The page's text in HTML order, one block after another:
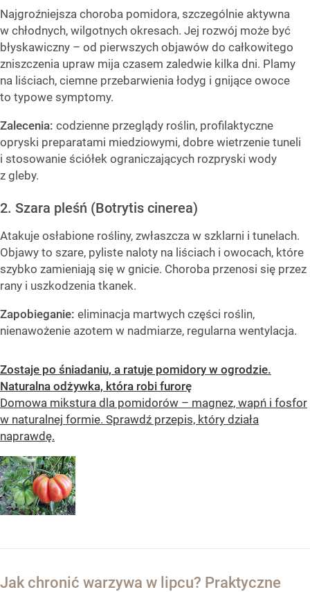
Najgroźniejsza choroba pomidora, szczególnie aktywna
w chłodnych, wilgotnych okresach. Jej rozwój może być
błyskawiczny – od pierwszych objawów do całkowitego
zniszczenia upraw mija czasem zaledwie kilka dni. Plamy
na liściach, ciemne przebarwienia łodyg i gnijące owoce
to typowe symptomy.
Zalecenia: codzienne przeglądy roślin, profilaktyczne
opryski preparatami miedziowymi, dobre wietrzenie tuneli
i stosowanie ściółek ograniczających rozpryski wody
z gleby.
2. Szara pleśń (Botrytis cinerea)
Atakuje osłabione rośliny, zwłaszcza w szklarni i tunelach.
Objawy to szare, pyliste naloty na liściach i owocach, które
szybko zamieniają się w gnicie. Choroba przenosi się przez
rany i uszkodzenia tkanek.
Zapobieganie: eliminacja martwych części roślin,
nienawożenie azotem w nadmiarze, regularna wentylacja.
Zostaje po śniadaniu, a ratuje pomidory w ogrodzie.
Naturalna odżywka, która robi furorę
Domowa mikstura dla pomidorów – magnez, wapń i fosfor
w naturalnej formie. Sprawdź przepis, który działa
naprawdę.
Jak chronić warzywa w lipcu? Praktyczne